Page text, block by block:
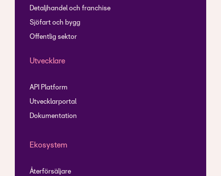
Detaljhandel och franchise
Sjöfart och bygg
Offentlig sektor
Utvecklare
API Platform
Utvecklarportal
Dokumentation
Ekosystem
Återförsäljare